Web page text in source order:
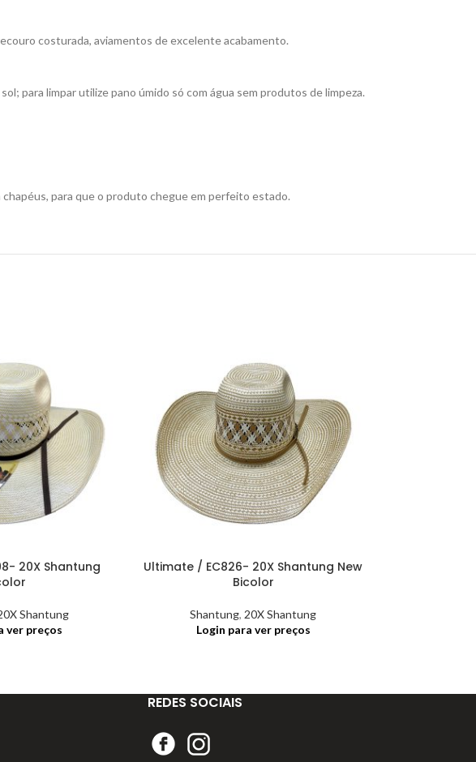
costurada, aviamentos de excelente acabamento.
para limpar utilize pano úmido só com água sem produtos de limpeza.
para que o produto chegue em perfeito estado.
20X Shantung
Shantung
ver preços
Ultimate / EC826- 20X Shantung New
Bicolor
Shantung, 20X Shantung
Login para ver preços
REDES SOCIAIS